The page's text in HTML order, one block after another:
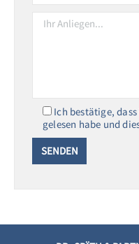
Ich bestätige,
gelesen habe und